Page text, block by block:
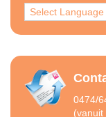
0474/